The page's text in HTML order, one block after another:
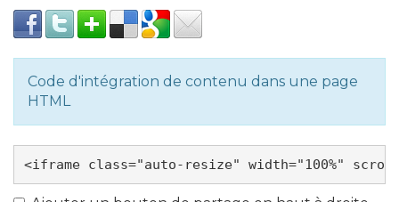
Code d'intégration de contenu dans une page
HTML